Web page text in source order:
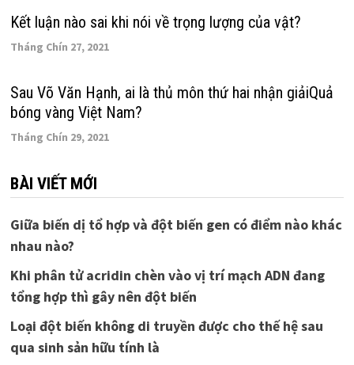
Kết luận nào sai khi nói về trọng lượng của vật?
Tháng Chín 27, 2021
Sau Võ Văn Hạnh, ai là thủ môn thứ hai nhận giảiQuả
bóng vàng Việt Nam?
Tháng Chín 29, 2021
BÀI VIẾT MỚI
Giữa biến dị tổ hợp và đột biến gen có điểm nào khác
nhau nào?
Khi phân tử acridin chèn vào vị trí mạch ADN đang
tổng hợp thì gây nên đột biến
Loại đột biến không di truyền được cho thế hệ sau
qua sinh sản hữu tính là